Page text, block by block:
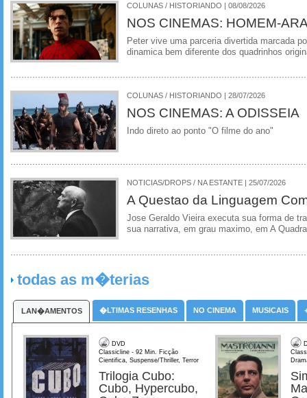
COLUNAS / HISTORIANDO | 08/08/2026
NOS CINEMAS: HOMEM-
Peter vive uma parceria divertida marcada
dinamica bem diferente dos quadrinhos
COLUNAS / HISTORIANDO | 28/07/2026
NOS CINEMAS: A ODISSEIA
Indo direto ao ponto "O filme do ano"
NOTICIAS/DROPS / NA ESTANTE | 25/07/2026
A Questao da Linguagem
Jose Geraldo Vieira executa sua forma de
sua narrativa, em grau maximo, em A
todas as m�terias
LAN�AMENTOS �LTIMAS RESENHAS NO CINEMA MUSICAIS
DVD
Classicline - 92 Min. Ficção
Cientifica, Suspense/Thriller, Terror
Trilogia Cubo:
Cubo, Hypercubo,